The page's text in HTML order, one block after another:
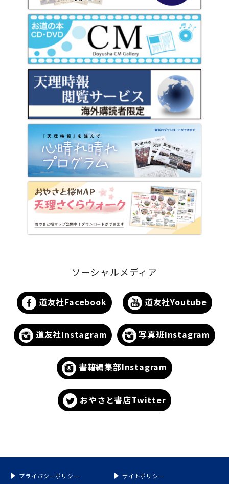
ソーシャルメディア
道友社Facebook 道友社Youtube
道友社Instagram 写真班Instagram
書籍編集部Instagram
おやさと書店Twitter
プライバシーポリシー サイトポリシー